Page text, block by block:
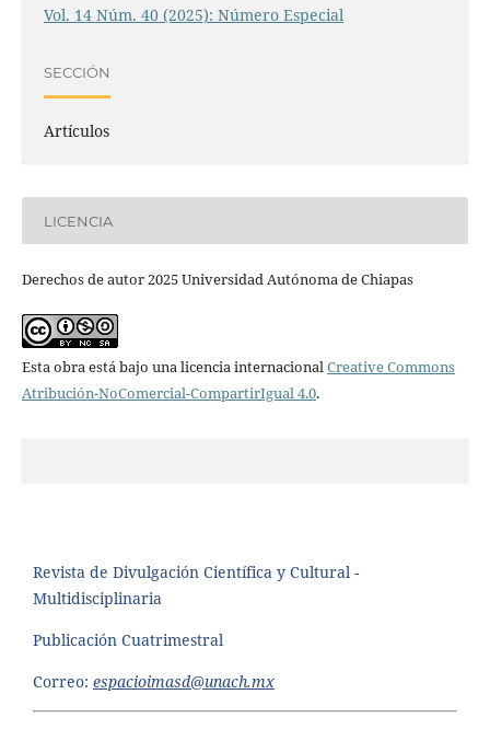
Vol. 14 Núm. 40 (2025): Número Especial
SECCIÓN
Artículos
LICENCIA
Derechos de autor 2025 Universidad Autónoma de Chiapas
Esta obra está bajo una licencia internacionalCreative Commons
Atribución-NoComercial-CompartirIgual 4.0.
Revista de Divulgación Científica y Cultural -
Multidisciplinaria
Publicación Cuatrimestral
Correo: espacioimasd@unach.mx